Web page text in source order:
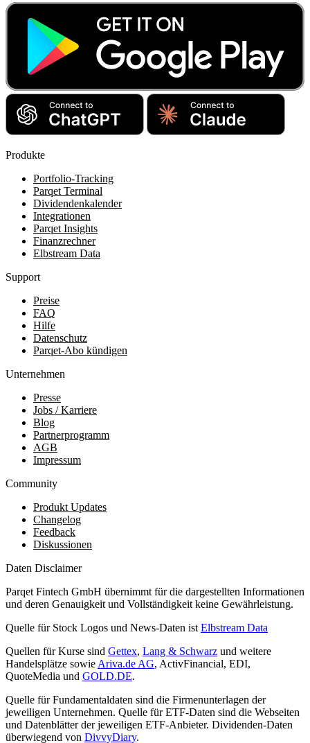
Produkte
Portfolio-Tracking
Parqet Terminal
Dividendenkalender
Integrationen
Parqet Insights
Finanzrechner
Elbstream Data
Support
Preise
FAQ
Hilfe
Datenschutz
Parqet-Abo kündigen
Unternehmen
Presse
Jobs / Karriere
Blog
Partnerprogramm
AGB
Impressum
Community
Produkt Updates
Changelog
Feedback
Diskussionen
Daten Disclaimer
Parqet Fintech GmbH übernimmt für die dargestellten Informationen
und deren Genauigkeit und Vollständigkeit keine Gewährleistung.
Quelle für Stock Logos und News-Daten ist Elbstream Data
Quellen für Kurse sind Gettex, Lang & Schwarz und weitere
Handelsplätze sowie Ariva.de AG, ActivFinancial, EDI,
QuoteMedia und GOLD.DE.
Quelle für Fundamentaldaten sind die Firmenunterlagen der
jeweiligen Unternehmen. Quelle für ETF-Daten sind die Webseiten
und Datenblätter der jeweiligen ETF-Anbieter. Dividenden-Daten
überwiegend von DivvyDiary.